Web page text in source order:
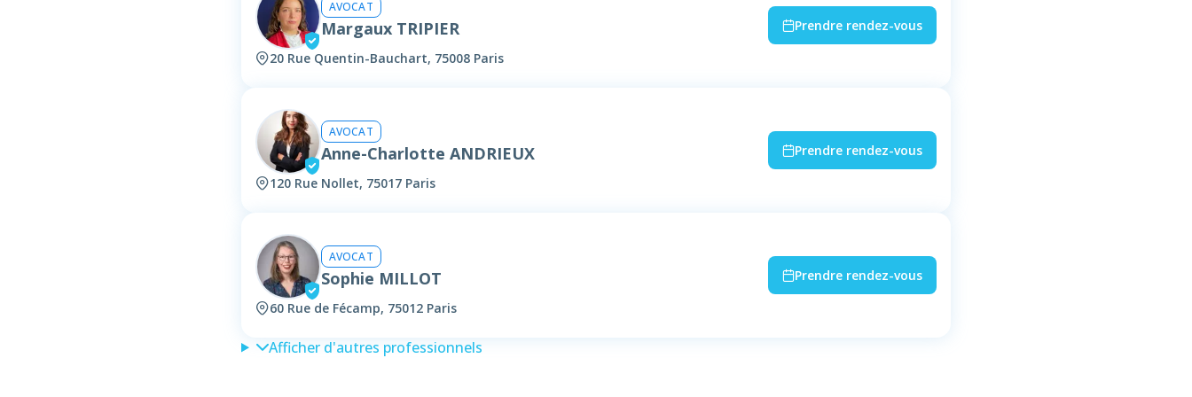
AVOCAT
Margaux TRIPIER
20 Rue Quentin-Bauchart, 75008 Paris
Prendre rendez-vous
AVOCAT
Anne-Charlotte ANDRIEUX
120 Rue Nollet, 75017 Paris
Prendre rendez-vous
AVOCAT
Sophie MILLOT
60 Rue de Fécamp, 75012 Paris
Prendre rendez-vous
Afficher d'autres professionnels